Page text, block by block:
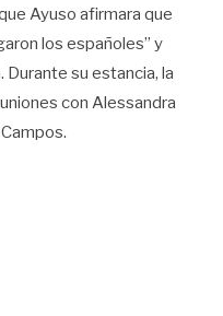
Ayuso afirmara que
los españoles” y
Durante su estancia, la
con Alessandra